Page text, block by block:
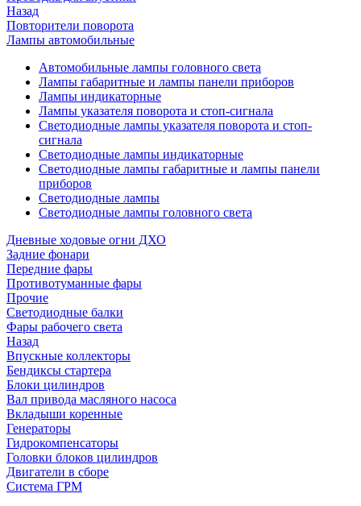
Назад
Повторители поворота
Лампы автомобильные
Автомобильные лампы головного света
Лампы габаритные и лампы панели приборов
Лампы индикаторные
Лампы указателя поворота и стоп-сигнала
Светодиодные лампы указателя поворота и стоп-
сигнала
Светодиодные лампы индикаторные
Светодиодные лампы габаритные и лампы панели
приборов
Светодиодные лампы
Светодиодные лампы головного света
Дневные ходовые огни ДХО
Задние фонари
Передние фары
Противотуманные фары
Прочие
Светодиодные балки
Фары рабочего света
Назад
Впускные коллекторы
Бендиксы стартера
Блоки цилиндров
Вал привода масляного насоса
Вкладыши коренные
Генераторы
Гидрокомпенсаторы
Головки блоков цилиндров
Двигатели в сборе
Система ГРМ